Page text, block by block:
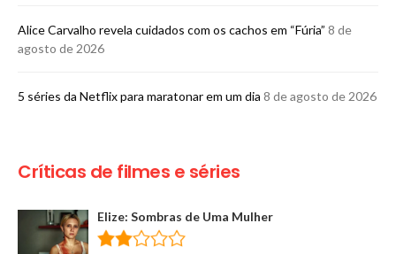
Alice Carvalho revela cuidados com os cachos em “Fúria” 8 de
agosto de 2026
5 séries da Netflix para maratonar em um dia 8 de agosto de 2026
Críticas de filmes e séries
Elize: Sombras de Uma Mulher